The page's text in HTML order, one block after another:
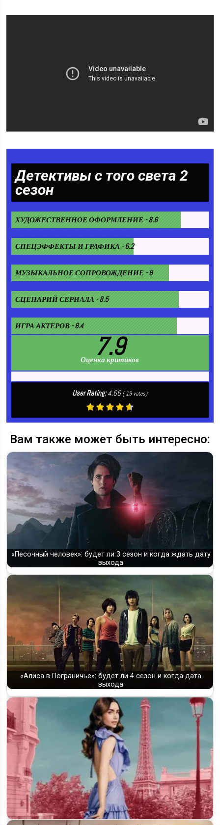
Детективы с того света 2
сезон
ХУДОЖЕСТВЕННОЕ ОФОРМЛЕНИЕ - 8.6
СПЕЦЭФФЕКТЫ И ГРАФИКА - 6.2
МУЗЫКАЛЬНОЕ СОПРОВОЖДЕНИЕ - 8
СЦЕНАРИЙ СЕРИАЛА - 8.5
ИГРА АКТЕРОВ - 8.4
7.9
Оценка критиков
User Rating:4.66 (19votes)
Вам также может быть интересно:
«Песочный человек»: будет ли 3 сезон и когда ждать дату
выхода
«Алиса в Пограничье»: будет ли 4 сезон и когда дата
выхода